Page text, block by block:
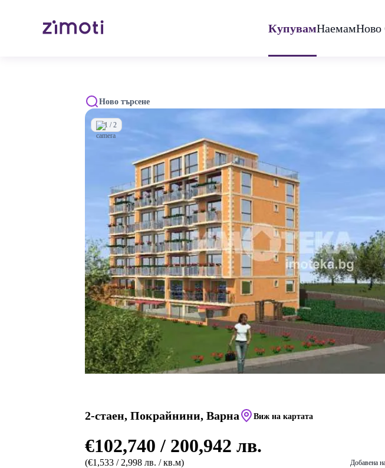
КупувамНаемамНово
Ново търсене
1 / 2
2-стаен, Покрайнини, Варна Виж на картата
€102,740 / 200,942 лв.
(€1,533 / 2,998 лв. / кв.м) Добавена